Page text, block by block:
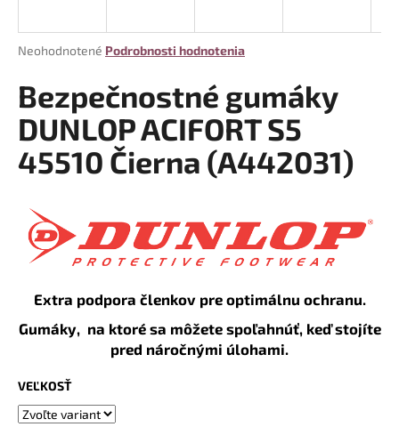
Priemerné
produktu
je
0,0
5
hviezdičiek.
Neohodnotené Podrobnosti hodnotenia
Bezpečnostné gumáky
DUNLOP ACIFORT S5
45510 Čierna (A442031)
Extra podpora členkov pre optimálnu ochranu.
Gumáky, na ktoré sa môžete spoľahnúť, keď stojíte
pred náročnými úlohami.
VEĽKOSŤ
j
ť
?
p
ú
č
a